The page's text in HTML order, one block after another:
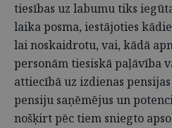
tiesības uz labumu tiks
laika posma, iestājoties
lai noskaidrotu, vai, kādā
personām tiesiskā paļāvība
attiecībā uz izdienas
pensiju saņēmējus un
nošķirt pēc tiem sniegto